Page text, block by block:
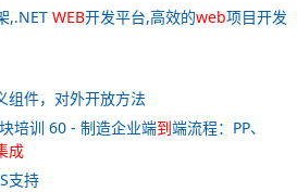
,.NET WEB开发平台,高效的web项目开发
组件，对外开放方法
培训 60 - 制造企业端到端流程：PP、
成
支持